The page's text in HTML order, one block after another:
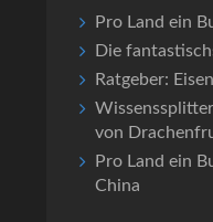
Pro Land ein
Die
Ratgeber:
von
Pro Land ein
China